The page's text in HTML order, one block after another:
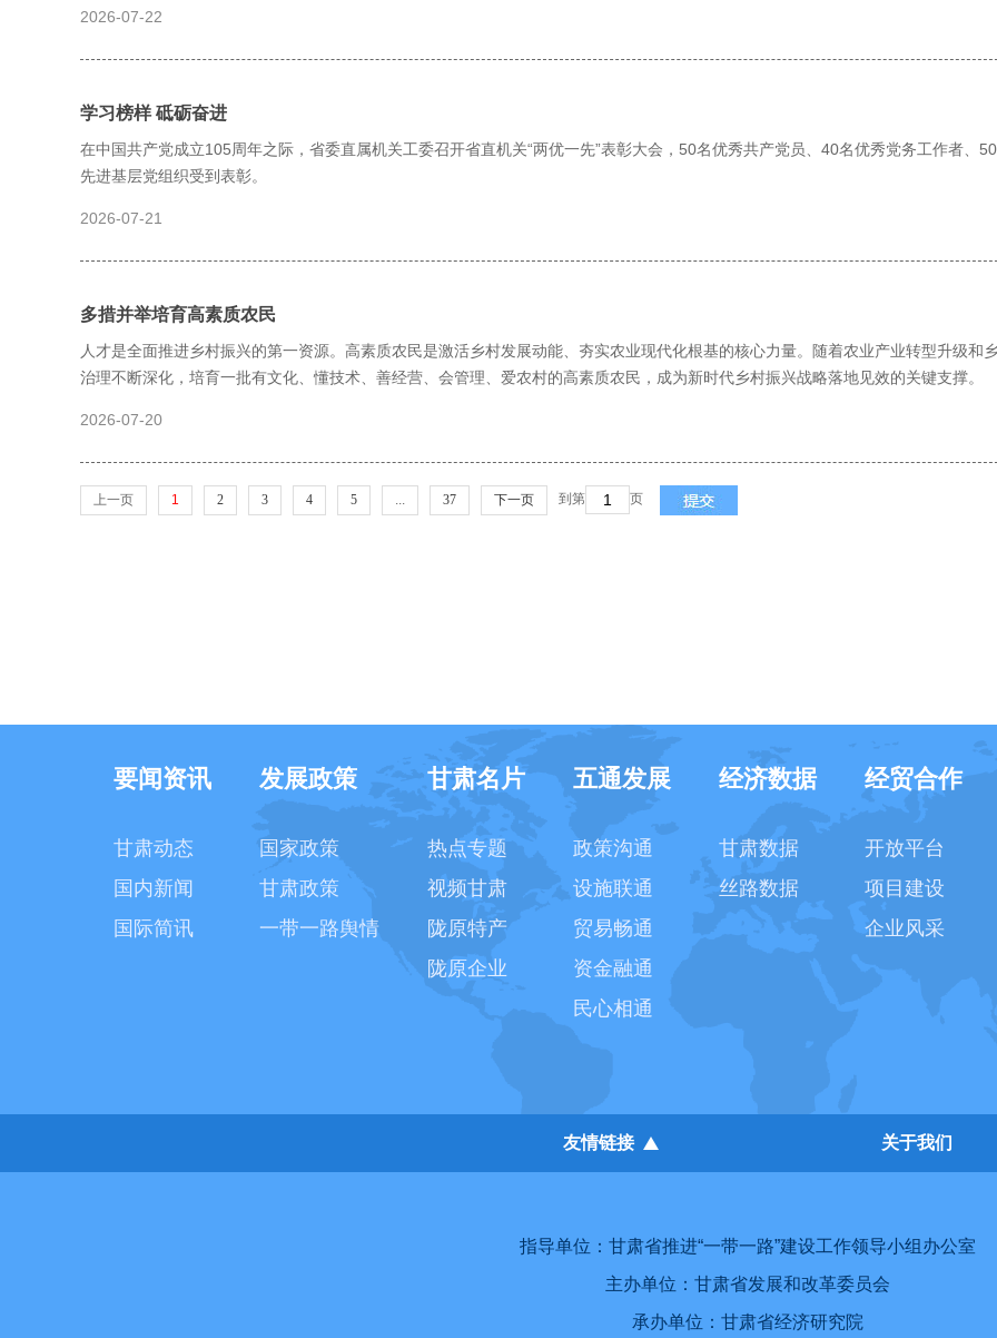
2026-07-22
学习榜样 砥砺奋进
在中国共产党成立105周年之际，省委直属机关工委召开省直机关“两优一先”表彰大会，50名优秀共产党员、40名优秀党务工作者、
先进基层党组织受到表彰。
2026-07-21
多措并举培育高素质农民
人才是全面推进乡村振兴的第一资源。高素质农民是激活乡村发展动能、夯实农业现代化根基的核心力量。随着农业产业转型升级和
治理不断深化，培育一批有文化、懂技术、善经营、会管理、爱农村的高素质农民，成为新时代乡村振兴战略落地见效的关键支撑。
2026-07-20
上一页 1 2 3 4 5 ... 37 下一页 到第 页
要闻资讯
甘肃动态
国内新闻
国际简讯
发展政策
国家政策
甘肃政策
一带一路舆情
甘肃名片
热点专题
视频甘肃
陇原特产
陇原企业
五通发展
政策沟通
设施联通
贸易畅通
资金融通
民心相通
经济数据
甘肃数据
丝路数据
经贸合作
开放平台
项目建设
企业风采
友情链接 关于我们
指导单位：甘肃省推进“一带一路”建设工作领导小组办公室
主办单位：甘肃省发展和改革委员会
承办单位：甘肃省经济研究院